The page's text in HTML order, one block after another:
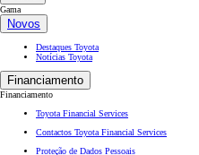
Gama
Novos
Destaques Toyota
Notícias Toyota
Financiamento
Financiamento
Toyota Financial Services
Contactos Toyota Financial Services
Proteção de Dados Pessoais